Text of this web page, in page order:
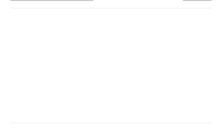
Московская область (Подмосковье)